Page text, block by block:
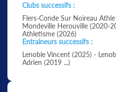
Clubs successifs :
Flers-Conde Sur Noireau
Mondeville Herouville (2020-
Athletisme (2026)
Entraineurs successifs :
Lenoble Vincent (2025) -
Adrien (2019 ...)